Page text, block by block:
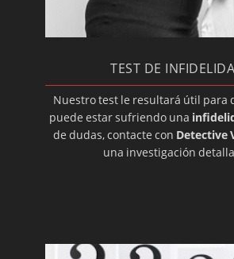
TEST DE
Nuestro test le resultará útil para
puede estar sufriendo una
de dudas, contacte con Detective
una investigación